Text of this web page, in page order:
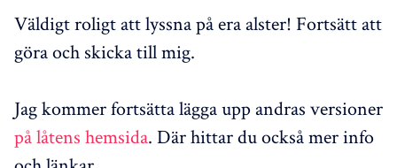
Väldigt roligt att lyssna på era alster! Fortsätt att
göra och skicka till mig.
Jag kommer fortsätta lägga upp andras versioner
på låtens hemsida. Där hittar du också mer info